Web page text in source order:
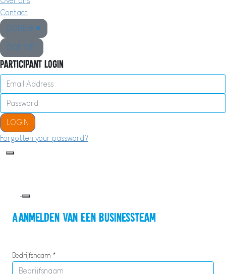
Contact
DONEER ♥
DOE MEE
Participant Login
LOGIN
Forgotten your password?
Aanmelden van een Businessteam
Bedrijfsnaam *